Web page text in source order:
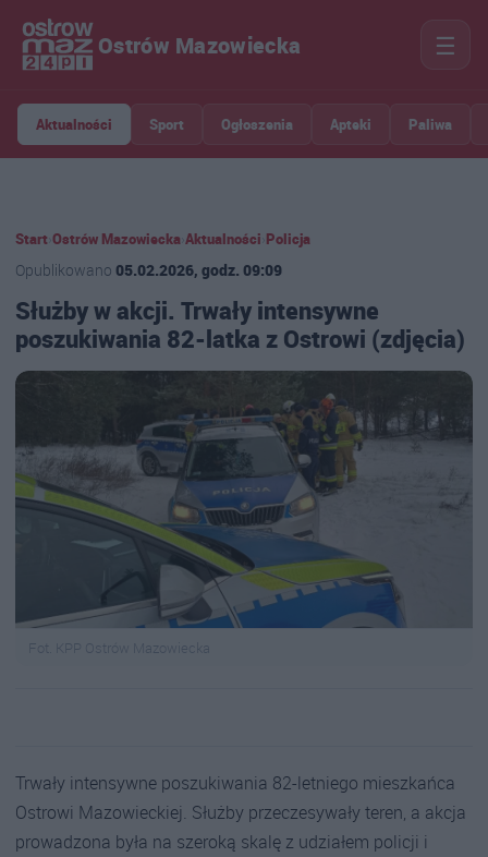
Ostrów Mazowiecka ☰
Aktualności Sport Ogłoszenia Apteki Paliwa
Start Ostrów Mazowiecka Aktualności Policja
Opublikowano 05.02.2026, godz. 09:09
Służby w akcji. Trwały intensywne
poszukiwania 82-latka z Ostrowi (zdjęcia)
Fot. KPP Ostrów Mazowiecka
Trwały intensywne poszukiwania 82-letniego mieszkańca
Ostrowi Mazowieckiej. Służby przeczesywały teren, a akcja
prowadzona była na szeroką skalę z udziałem policji i